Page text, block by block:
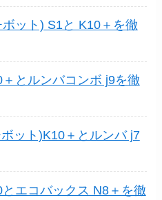
ット) S1と K10＋を徹
とルンバコンボ j9を徹
ット)K10＋とルンバ j7
エコバックス N8＋を徹